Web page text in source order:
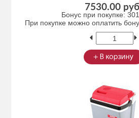
7530.00
Бонус при покупке:
При покупке можно оплатить